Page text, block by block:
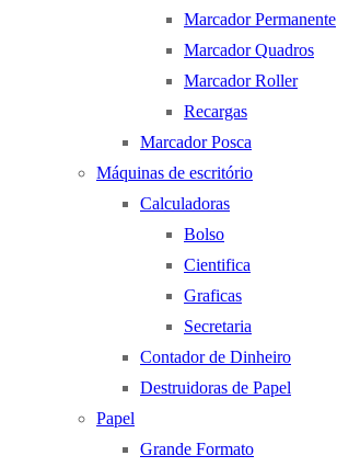
Marcador Permanente
Marcador Quadros
Marcador Roller
Recargas
Marcador Posca
Máquinas de escritório
Calculadoras
Bolso
Cientifica
Graficas
Secretaria
Contador de Dinheiro
Destruidoras de Papel
Papel
Grande Formato